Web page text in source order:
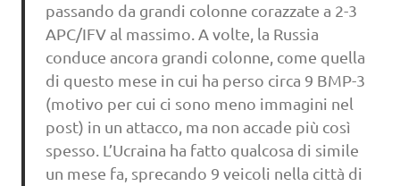
passando da grandi colonne corazzate a 2-3
APC/IFV al massimo. A volte, la Russia
conduce ancora grandi colonne, come quella
di questo mese in cui ha perso circa 9 BMP-3
(motivo per cui ci sono meno immagini nel
post) in un attacco, ma non accade più così
spesso. L’Ucraina ha fatto qualcosa di simile
un mese fa, sprecando 9 veicoli nella città di